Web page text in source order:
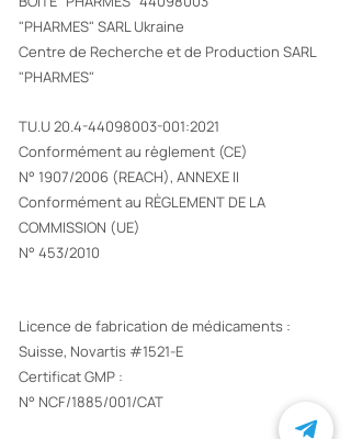
"PHARMES" SARL Ukraine
Centre de Recherche et de Production SARL
"PHARMES"
TU.U20.4-44098003-001:2021
Conformément au règlement (CE)
N° 1907/2006 (REACH), ANNEXE II
Conformément au RÈGLEMENT DE LA
COMMISSION (UE)
N° 453/2010
Licence de fabrication de médicaments :
Suisse, Novartis #1521-E
Certificat GMP :
N° NCF/1885/001/CAT